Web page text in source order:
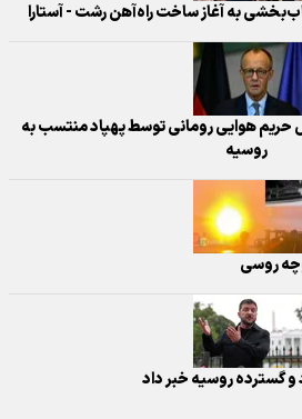
به آغاز ساخت راه‌آهن رشت - آستارا
حریم هوایی رومانی توسط پهپاد منتسب به
روسیه
روسی
گسترده روسیه خبر داد